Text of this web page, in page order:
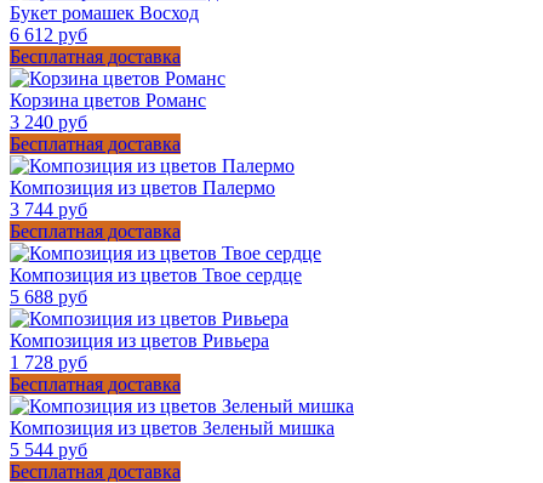
Букет ромашек Восход
6 612 руб
Бесплатная доставка
Корзина цветов Романс
3 240 руб
Бесплатная доставка
Композиция из цветов Палермо
3 744 руб
Бесплатная доставка
Композиция из цветов Твое сердце
5 688 руб
Композиция из цветов Ривьера
1 728 руб
Бесплатная доставка
Композиция из цветов Зеленый мишка
5 544 руб
Бесплатная доставка